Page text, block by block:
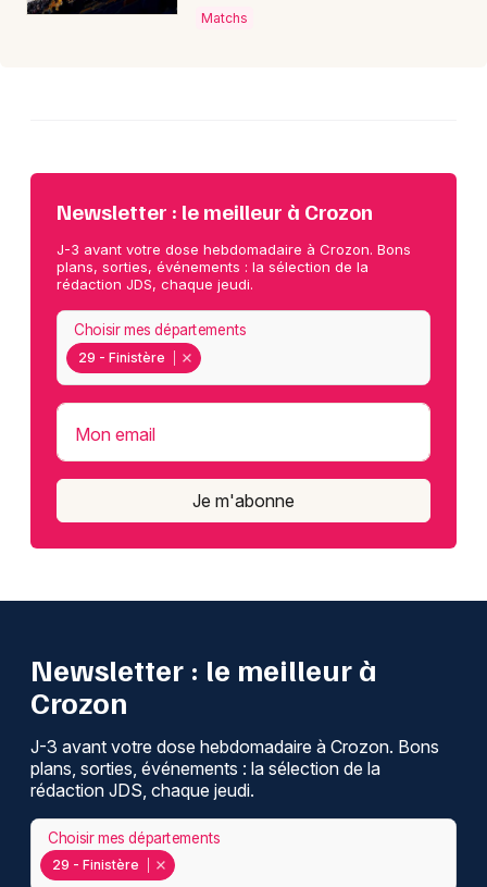
Matchs
Newsletter : le meilleur à Crozon
J-3 avant votre dose hebdomadaire à Crozon. Bons
plans, sorties, événements : la sélection de la
rédaction JDS, chaque jeudi.
29 - Finistère
Choisir mes départements
Mon email
Je m'abonne
Newsletter : le meilleur à
Crozon
J-3 avant votre dose hebdomadaire à Crozon. Bons
plans, sorties, événements : la sélection de la
rédaction JDS, chaque jeudi.
29 - Finistère
Choisir mes départements